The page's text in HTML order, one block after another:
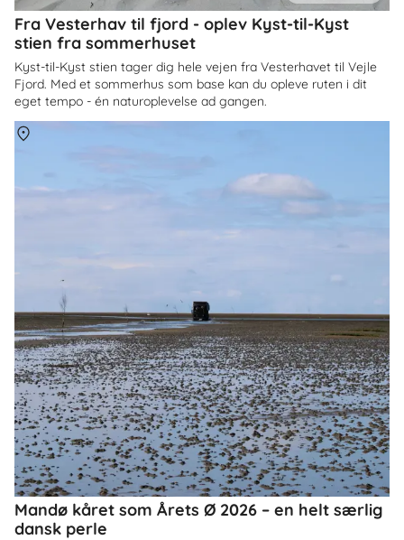
Fra Vesterhav til fjord - oplev Kyst-til-Kyst
stien fra sommerhuset
Kyst-til-Kyst stien tager dig hele vejen fra Vesterhavet til Vejle
Fjord. Med et sommerhus som base kan du opleve ruten i dit
eget tempo - én naturoplevelse ad gangen.
Mandø kåret som Årets Ø 2026 – en helt særlig
dansk perle